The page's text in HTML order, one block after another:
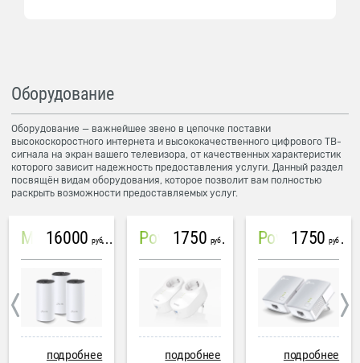
Оборудование
Оборудование — важнейшее звено в цепочке поставки
высокоскоростного интернета и высококачественного цифрового ТВ-
сигнала на экран вашего телевизора, от качественных характеристик
которого зависит надежность предоставления услуги. Данный раздел
посвящён видам оборудования, которое позволит вам полностью
раскрыть возможности предоставляемых услуг.
Mesh система TP-Link Deco M4 (3 устройства)
16000 руб
подробнее
PowerLine Tenda PH6
1750 руб
подробнее
PowerLine TP-Link AV600
1750 руб
подробнее